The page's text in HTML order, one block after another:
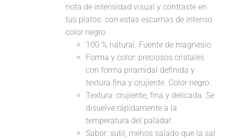
nota de intensidad visual y contraste en
tus platos. con estas escamas de intenso
color negro.
100 % natural. Fuente de magnesio.
Forma y color: preciosos cristales
con forma piramidal definida y
textura fina y crujiente. Color negro.
Textura: crujiente, fina y delicada. Se
disuelve rápidamente a la
temperatura del paladar.
Sabor: sutil, menos salado que la sal